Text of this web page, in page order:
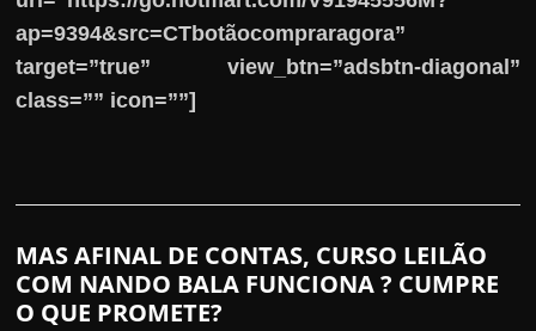
ap=9394&src=CTbotãocompraragora”
target=”true” view_btn=”adsbtn-diagonal”
class=”” icon=””]
MAS AFINAL DE CONTAS, CURSO LEILÃO
COM NANDO BALA FUNCIONA ? CUMPRE
O QUE PROMETE?